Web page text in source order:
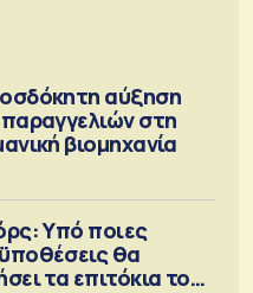
αύξηση
στη
βιομηχανία
Υπό ποιες
θα
τα επιτόκια τον